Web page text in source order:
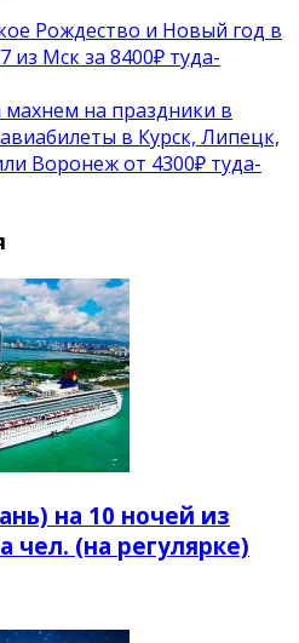
Рождество и Новый год в
из Мск за 8400₽ туда-
на праздники в
в Курск, Липецк,
Воронеж от 4300₽ туда-
на 10 ночей из
чел. (на регулярке)